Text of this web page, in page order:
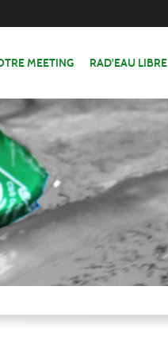
MEETING RAD'EAU LIBRE